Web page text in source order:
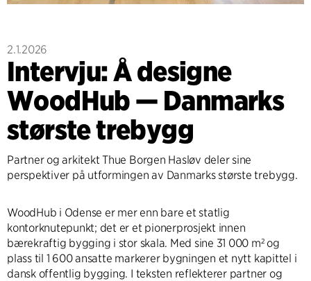
2.1.2026
Intervju: Å designe
WoodHub — Danmarks
største trebygg
Partner og arkitekt Thue Borgen Hasløv deler sine
perspektiver på utformingen av Danmarks største trebygg.
WoodHub i Odense er mer enn bare et statlig
kontorknutepunkt; det er et pionerprosjekt innen
bærekraftig bygging i stor skala. Med sine 31 000 m² og
plass til 1 600 ansatte markerer bygningen et nytt kapittel i
dansk offentlig bygging. I teksten reflekterer partner og